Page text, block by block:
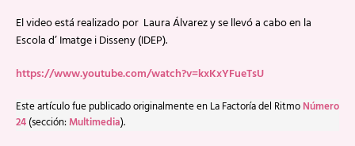
El video está realizado por Laura Álvarez y se llevó a cabo en la
Escola d’ Imatge i Disseny (IDEP).
https://www.youtube.com/watch?v=kxKxYFueTsU
Este artículo fue publicado originalmente en La Factoría del Ritmo Número
24 (sección:Multimedia).